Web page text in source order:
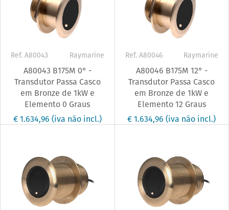
Ref. A80043 Raymarine
A80043 B175M 0° -
Transdutor Passa Casco
em Bronze de 1kW e
Elemento 0 Graus
€ 1.634,96 (iva não incl.)
Ref. A80046 Raymarine
A80046 B175M 12° -
Transdutor Passa Casco
em Bronze de 1kW e
Elemento 12 Graus
€ 1.634,96(iva não incl.)